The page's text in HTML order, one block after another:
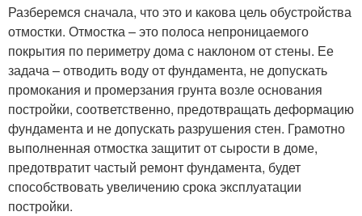
Разберемся сначала, что это и какова цель обустройства
отмостки. Отмостка – это полоса непроницаемого
покрытия по периметру дома с наклоном от стены. Ее
задача – отводить воду от фундамента, не допускать
промокания и промерзания грунта возле основания
постройки, соответственно, предотвращать деформацию
фундамента и не допускать разрушения стен. Грамотно
выполненная отмостка защитит от сырости в доме,
предотвратит частый ремонт фундамента, будет
способствовать увеличению срока эксплуатации
постройки.